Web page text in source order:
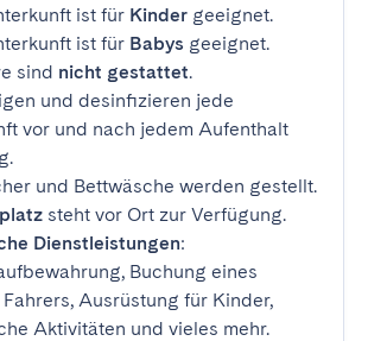
ist für Kinder geeignet.
ist für Babys geeignet.
sind nicht gestattet.
und desinfizieren jede
vor und nach jedem Aufenthalt
und Bettwäsche werden gestellt.
steht vor Ort zur Verfügung.
Dienstleistungen:
Buchung eines
Ausrüstung für Kinder,
Aktivitäten und vieles mehr.